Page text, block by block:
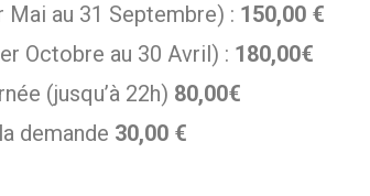
Mai au 31 Septembre) : 150,00 €
Octobre au 30 Avril) : 180,00€
(jusqu’à 22h) 80,00€
demande 30,00 €